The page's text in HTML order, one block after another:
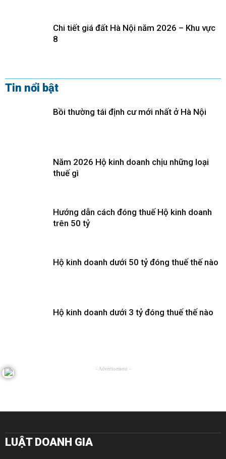
Chi tiết giá đất Hà Nội năm 2026 – Khu vực
8
Tin nổi bật
Bồi thường tái định cư mới nhất ở Hà Nội
Năm 2026 Hộ kinh doanh chịu những loại
thuế gì
Hướng dẫn cách đóng thuế Hộ kinh doanh
trên 50 tỷ
Hộ kinh doanh dưới 50 tỷ đóng thuế thế nào
Hộ kinh doanh dưới 3 tỷ đóng thuế thế nào
- Advertisement -
LUẬT DOANH GIA